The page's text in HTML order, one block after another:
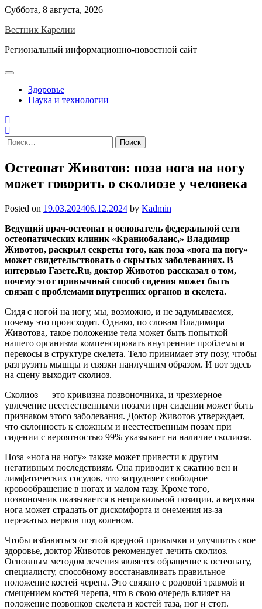
Skip
content
Суббота, 8 августа, 2026
Вестник Карелии
Региональный информационно-новостной сайт
Здоровье
Наука и технологии
Найти:
Остеопат Животов: поза нога на ногу
может говорить о сколиозе у человека
Posted on 19.03.202406.12.2024 by Kadmin
Ведущий врач-остеопат и основатель федеральной сети
остеопатических клиник «Краниобаланс,» Владимир
Животов, раскрыл секреты того, как поза «нога на ногу»
может свидетельствовать о скрытых заболеваниях. В
интервью Газете.Ru, доктор Животов рассказал о том,
почему этот привычный способ сидения может быть
связан с проблемами внутренних органов и скелета.
Сидя с ногой на ногу, мы, возможно, и не задумываемся,
почему это происходит. Однако, по словам Владимира
Животова, такое положение тела может быть попыткой
нашего организма компенсировать внутренние проблемы и
перекосы в структуре скелета. Тело принимает эту позу, чтобы
разгрузить мышцы и связки наилучшим образом. И вот здесь
на сцену выходит сколиоз.
Сколиоз — это кривизна позвоночника, и чрезмерное
увлечение неестественными позами при сидении может быть
признаком этого заболевания. Доктор Животов утверждает,
что склонность к сложным и неестественным позам при
сидении с вероятностью 99% указывает на наличие сколиоза.
Поза «нога на ногу» также может привести к другим
негативным последствиям. Она приводит к сжатию вен и
лимфатических сосудов, что затрудняет свободное
кровообращение в ногах и малом тазу. Кроме того,
позвоночник оказывается в неправильной позиции, а верхняя
нога может страдать от дискомфорта и онемения из-за
пережатых нервов под коленом.
Чтобы избавиться от этой вредной привычки и улучшить свое
здоровье, доктор Животов рекомендует лечить сколиоз.
Основным методом лечения является обращение к остеопату,
специалисту, способному восстанавливать правильное
положение костей черепа. Это связано с родовой травмой и
смещением костей черепа, что в свою очередь влияет на
положение позвонков скелета и костей таза, ног и стоп.